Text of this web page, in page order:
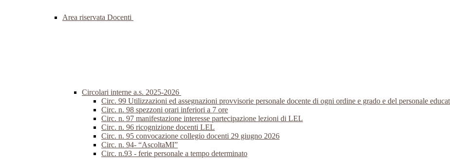
Area riservata Docenti
Circolari interne a.s. 2025-2026
Circ. 99 Utilizzazioni ed assegnazioni provvisorie personale docente di ogni ordine e grado e del personale
Circ. n. 98 spezzoni orari inferiori a 7 ore
Circ. n. 97 manifestazione interesse partecipazione lezioni di LEL
Circ. n. 96 ricognizione docenti LEL
Circ. n. 95 convocazione collegio docenti 29 giugno 2026
Circ. n. 94- “AscoltaMI”
Circ. n.93 - ferie personale a tempo determinato